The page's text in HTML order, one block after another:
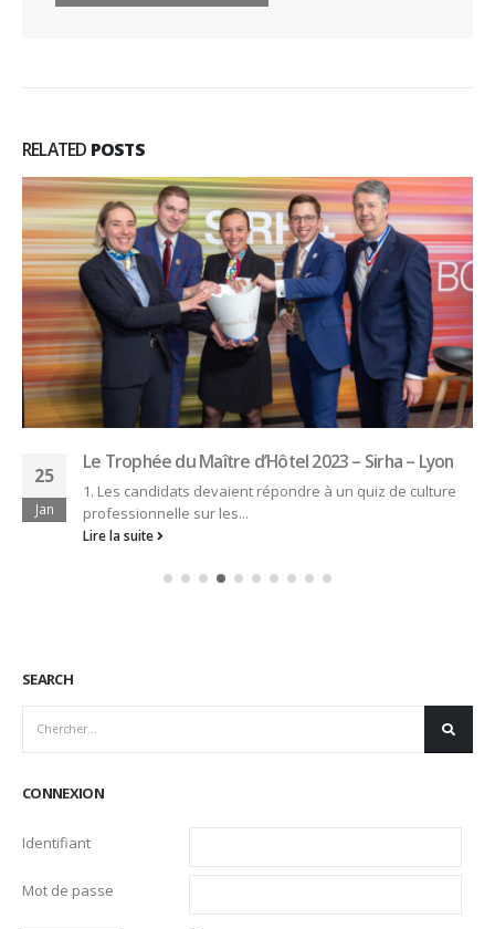
RELATED POSTS
Talents de demain et Caroline Ravenet
Ambassadrice d’Ô Service
Soirée innovante au CFA Médéric Le 21 avril dernier,
l’Ecole hôtelière de Paris,...